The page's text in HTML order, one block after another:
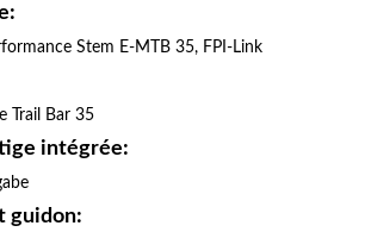
Stem E-MTB 35, FPI-Link
Trail Bar 35
intégrée:
guidon: